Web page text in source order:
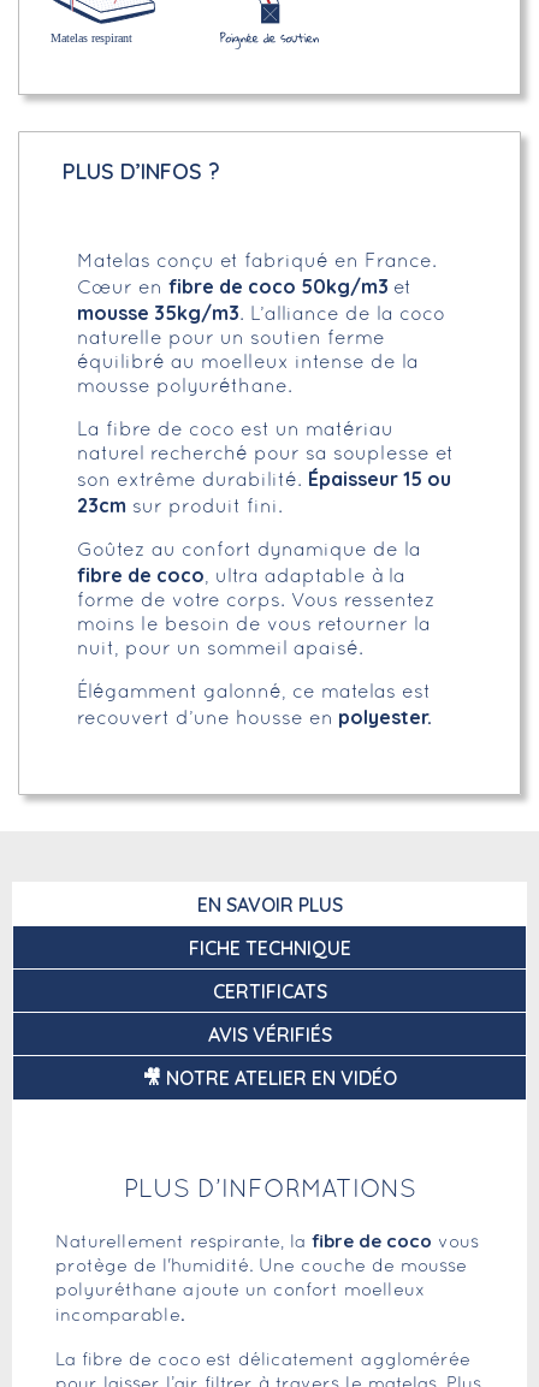
PLUS D’INFOS ?
Matelas conçu et fabriqué en France.
Cœur en fibre de coco 50kg/m3 et
mousse 35kg/m3. L’alliance de la coco
naturelle pour un soutien ferme
équilibré au moelleux intense de la
mousse polyuréthane.
La fibre de coco est un matériau
naturel recherché pour sa souplesse et
son extrême durabilité. Épaisseur 15 ou
23cm sur produit fini.
Goûtez au confort dynamique de la
fibre de coco, ultra adaptable à la
forme de votre corps. Vous ressentez
moins le besoin de vous retourner la
nuit, pour un sommeil apaisé.
Élégamment galonné, ce matelas est
recouvert d’une housse en polyester.
EN SAVOIR PLUS
FICHE TECHNIQUE
CERTIFICATS
AVIS VÉRIFIÉS
🎥 NOTRE ATELIER EN VIDÉO
PLUS D’INFORMATIONS
Naturellement respirante, la fibre de coco vous
protège de l'humidité. Une couche de mousse
polyuréthane ajoute un confort moelleux
incomparable.
La fibre de coco est délicatement agglomérée